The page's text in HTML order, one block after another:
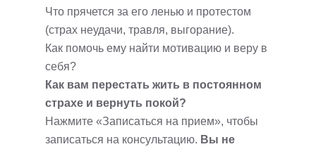
Что прячется за его ленью и протестом
(страх неудачи, травля, выгорание).
Как помочь ему найти мотивацию и веру в
себя?
Как вам перестать жить в постоянном
страхе и вернуть покой?
Нажмите «Записаться на прием», чтобы
записаться на консультацию. Вы не